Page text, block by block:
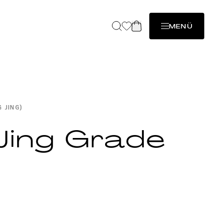
MENÜ
JING)
Grade